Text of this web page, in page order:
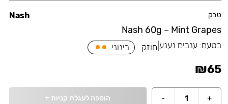
טבק
Nash 60g – Mint Grapes
Nash
בטעם:ענבים נענע חוזק בינוני
₪65
+
1
- הוספה לעגלת קניות +